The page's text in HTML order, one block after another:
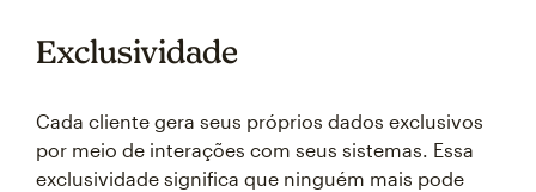
Exclusividade
Cada cliente gera seus próprios dados exclusivos
por meio de interações com seus sistemas. Essa
exclusividade significa que ninguém mais pode